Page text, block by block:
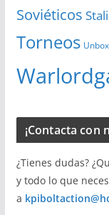
Soviéticos
Torneos
¡Contacta con
¿Tienes dudas?
y todo lo que
a